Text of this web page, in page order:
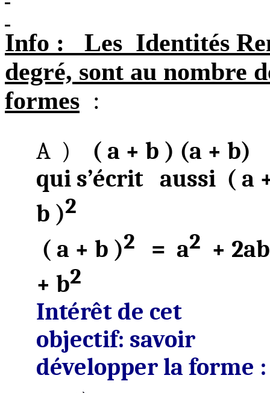
Info : Les Identités
degré, sont au nombre
formes :
A )
( a + b ) (a + b)
qui s’écrit
aussi ( a
b )2
( a+ b )2 = a2 + 2ab
+ b2
Intérêt de cet
objectif: savoir
développer la forme :